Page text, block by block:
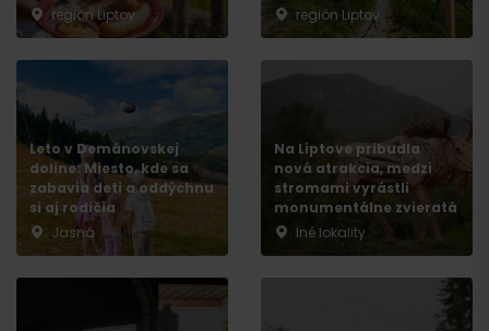
región Liptov
región Liptov
Leto v Demänovskej
doline: Miesto, kde sa
zabavia deti a oddýchnu
si aj rodičia
Jasná
Na Liptove pribudla
nová atrakcia, medzi
stromami vyrástli
monumentálne zvieratá
Iné lokality